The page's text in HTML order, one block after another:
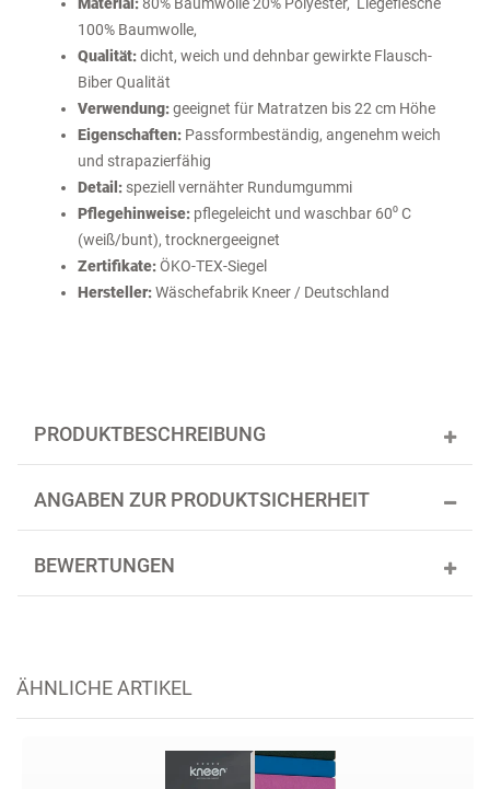
100% Baumwolle,
Qualität:dicht, weich und dehnbar gewirkte Flausch-
Biber Qualität
Verwendung:geeignet für Matratzen bis 22 cm Höhe
Eigenschaften: Passformbeständig, angenehm weich
und strapazierfähig
Detail: speziell vernähter Rundumgummi
Pflegehinweise: pflegeleicht und waschbar 60⁰ C
(weiß/bunt), trocknergeeignet
Zertifikate:ÖKO-TEX-Siegel
Hersteller:Wäschefabrik Kneer / Deutschland
PRODUKTBESCHREIBUNG
ANGABEN ZUR PRODUKTSICHERHEIT
BEWERTUNGEN
ÄHNLICHE ARTIKEL